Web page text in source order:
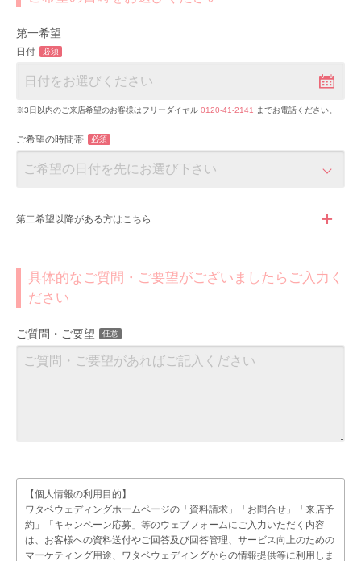
第一希望
日付 必須
※3日以内のご来店希望のお客様はフリーダイヤル 0120-41-2141 までお電話ください。
ご希望の時間帯 必須
第二希望以降がある方はこちら
具体的なご質問・ご要望がございましたらご入力く
ださい
ご質問・ご要望 任意
【個人情報の利用目的】
ワタベウェディングホームページの「資料請求」「お問合せ」「来店予
約」「キャンペーン応募」等のウェブフォームにご入力いただく内容
は、お客様への資料送付やご回答及び回答管理、サービス向上のための
マーケティング用途、ワタベウェディングからの情報提供等に利用しま